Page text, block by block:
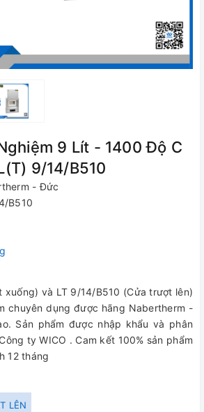
9 Lít - 1400 Độ C
9/14/B510
- Đức
B510
xuống) và LT 9/14/B510 (Cửa trượt lên)
chuyên dụng được hãng Nabertherm -
Sản phẩm được nhập khẩu và phân
ty WICO . Cam kết 100% sản phẩm
12 tháng
LÊN